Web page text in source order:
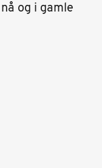
og i gamle